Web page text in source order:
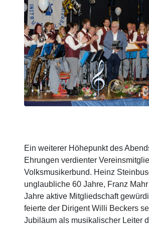
Ein weiterer Höhepunkt des
Ehrungen verdienter
Volksmusikerbund. Heinz
unglaubliche 60 Jahre, Franz
Jahre aktive Mitgliedschaft
feierte der Dirigent Willi Beckers
Jubiläum als musikalischer Leiter